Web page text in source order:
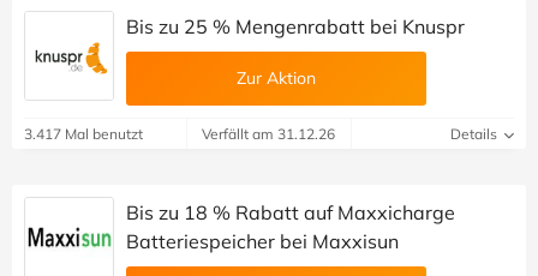
Bis zu 25 % Mengenrabatt bei Knuspr
Zur Aktion
3.417 Mal benutzt Verfällt am 31.12.26 Details
Bis zu 18 % Rabatt auf Maxxicharge
Batteriespeicher bei Maxxisun